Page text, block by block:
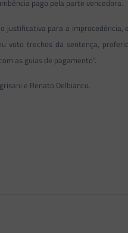
pago pela parte vencedora.
justificativa para a
trechos da sentença,
as guias de pagamento”.
e Renato Delbianco.